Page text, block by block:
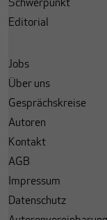
Schwerpunkt
Editorial
Jobs
Über uns
Gesprächskreise
Autoren
Kontakt
AGB
Impressum
Datenschutz